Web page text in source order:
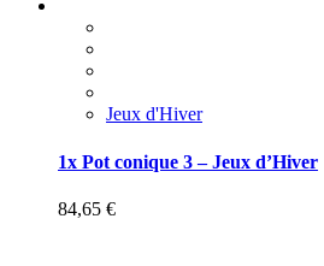
Jeux d'Hiver
1x Pot conique 3 – Jeux d’Hiver
84,65 €